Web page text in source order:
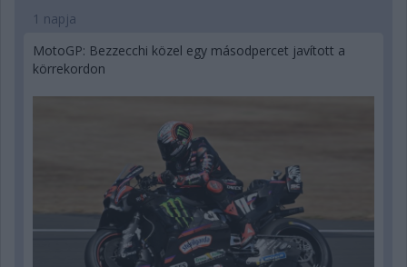
1 napja
MotoGP: Bezzecchi közel egy másodpercet javított a
körrekordon